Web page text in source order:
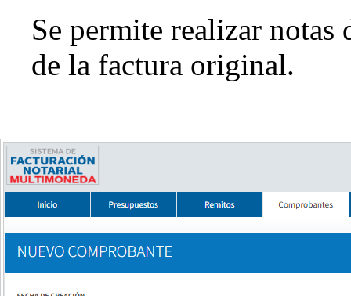
Se permite realizar notas
de la factura original.